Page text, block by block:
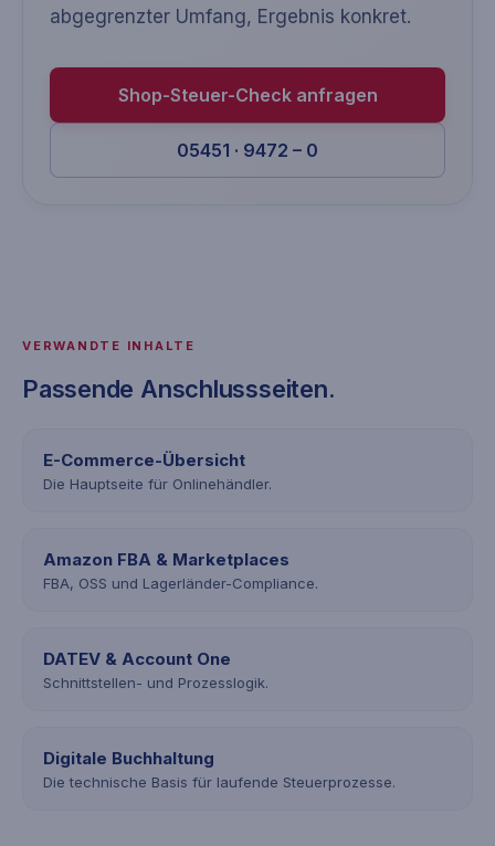
abgegrenzter Umfang, Ergebnis konkret.
Shop-Steuer-Check anfragen
05451 · 9472 – 0
VERWANDTE INHALTE
Passende Anschlussseiten.
E-Commerce-Übersicht
Die Hauptseite für Onlinehändler.
Amazon FBA & Marketplaces
FBA, OSS und Lagerländer-Compliance.
DATEV & Account One
Schnittstellen- und Prozesslogik.
Digitale Buchhaltung
Die technische Basis für laufende Steuerprozesse.